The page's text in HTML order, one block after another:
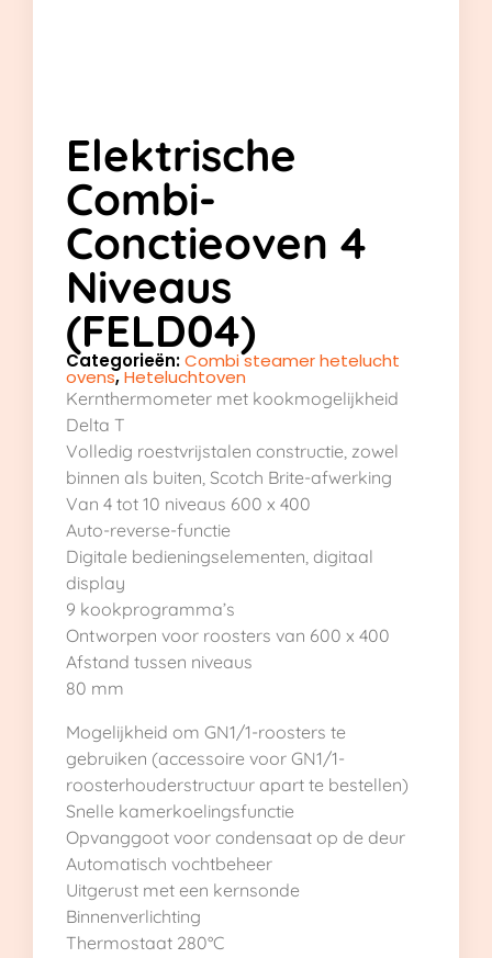
Elektrische
Combi-
Conctieoven 4
Niveaus
(FELD04)
Categorieën:Combi steamer hetelucht
ovens,Heteluchtoven
Kernthermometer met kookmogelijkheid
Delta T
Volledig roestvrijstalen constructie, zowel
binnen als buiten, Scotch Brite-afwerking
Van 4 tot 10 niveaus 600 x 400
Auto-reverse-functie
Digitale bedieningselementen, digitaal
display
9 kookprogramma’s
Ontworpen voor roosters van 600 x 400
Afstand tussen niveaus
80 mm
Mogelijkheid om GN1/1-roosters te
gebruiken (accessoire voor GN1/1-
roosterhouderstructuur apart te bestellen)
Snelle kamerkoelingsfunctie
Opvanggoot voor condensaat op de deur
Automatisch vochtbeheer
Uitgerust met een kernsonde
Binnenverlichting
Thermostaat 280°C